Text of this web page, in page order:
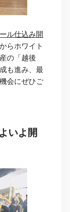
ル仕込み開
らホワイト
の「越後
も進み、最
会にぜひご
いよ開